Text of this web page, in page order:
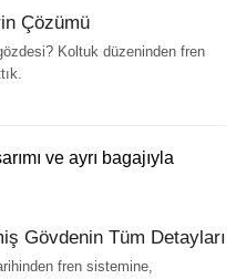
Çözümü
Koltuk düzeninden fren
Gövdenin Tüm Detayları
fren sistemine,